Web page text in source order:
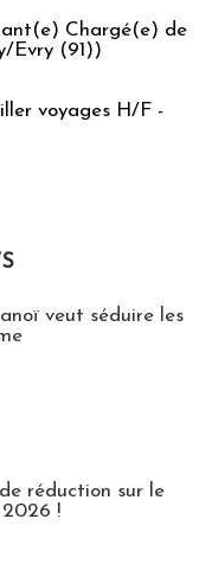
Chargé(e) de
Evry (91))
voyages H/F -
veut séduire les
réduction sur le
!